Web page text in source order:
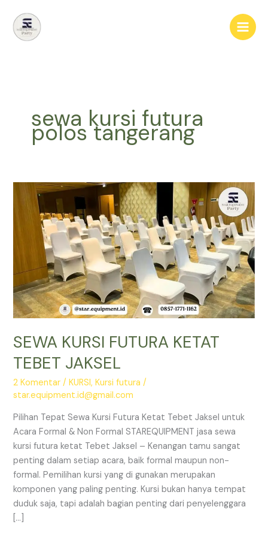
konten
sewa kursi futura
polos tangerang
SEWA KURSI FUTURA KETAT
TEBET JAKSEL
2 Komentar /KURSI,Kursi futura /
star.equipment.id@gmail.com
Pilihan Tepat Sewa Kursi Futura Ketat Tebet Jaksel untuk
Acara Formal & Non Formal STAREQUIPMENT jasa sewa
kursi futura ketat Tebet Jaksel – Kenangan tamu sangat
penting dalam setiap acara, baik formal maupun non-
formal. Pemilihan kursi yang di gunakan merupakan
komponen yang paling penting. Kursi bukan hanya tempat
duduk saja, tapi adalah bagian penting dari penyelenggara
[…]